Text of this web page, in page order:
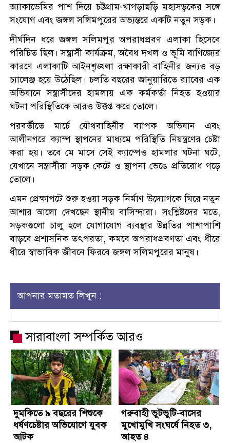
অ্যাকাডেমির পাশ দিয়ে চট্টগ্রাম-খাগড়াছড়ি মহাসড়কের সঙ্গে
সংযোগ এবং জঙ্গল সলিমপুরের অভ্যন্তরে একটি নতুন সড়ক।
দীর্ঘদিন ধরে জঙ্গল সলিমপুর অপরাধপ্রবণ এলাকা হিসেবে
পরিচিত ছিল। সন্ত্রাসী কার্যক্রম, অবৈধ দখল ও ভূমি বাণিজ্যের
কারণে এলাকাটি আইনশৃঙ্খলা রক্ষাকারী বাহিনীর জন্যও বড়
চ্যালেঞ্জ হয়ে উঠেছিল। চলতি বছরের জানুয়ারিতে র‌্যাবের এক
অভিযানে সন্ত্রাসীদের হামলায় এক কর্মকর্তা নিহত হওয়ার
ঘটনা পরিস্থিতিকে আরও উত্তপ্ত করে তোলে।
পরবর্তীতে মার্চে যৌথবাহিনীর ব্যাপক অভিযান এবং
আলীনগরে ক্যাম্প স্থাপনের মাধ্যমে পরিস্থিতি নিয়ন্ত্রণের চেষ্টা
করা হয়। তবে মে মাসে সেই ক্যাম্পেও হামলার ঘটনা ঘটে,
যেখানে সন্ত্রাসীরা সড়ক কেটে ও স্থাপনা ভেঙে প্রতিরোধ গড়ে
তোলে।
এমন প্রেক্ষাপটে শুরু হওয়া সড়ক নির্মাণ উদ্যোগকে ঘিরে নতুন
আশার আলো দেখছেন স্থানীয় বাসিন্দারা। সংশ্লিষ্টদের মতে,
সড়কগুলো চালু হলে যোগাযোগ ব্যবস্থার উন্নতির পাশাপাশি
বাড়বে প্রশাসনিক তৎপরতা, কমবে অপরাধপ্রবণতা এবং ধীরে
ধীরে স্বাভাবিক জীবনে ফিরবে জঙ্গল সলিমপুরের মানুষ।
আপনার মতামত লিখুন :
সারাবাংলা সম্পর্কিত আরও
দুমকিতে ৯ বছরের শিশুকে
ধর্ষণচেষ্টার অভিযোগে যুবক
আটক
গরুবাহী ভুটভুটি-বাসের
মুখোমুখি সংঘর্ষে নিহত ৩,
আহত ৪